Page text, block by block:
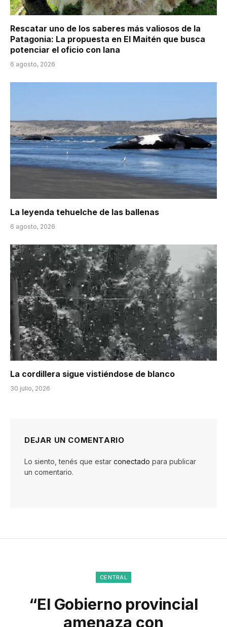
Rescatar uno de los saberes más valiosos de la
Patagonia: La propuesta en El Maitén que busca
potenciar el oficio con lana
6 agosto, 2026
La leyenda tehuelche de las ballenas
6 agosto, 2026
La cordillera sigue vistiéndose de blanco
30 julio, 2026
DEJAR UN COMENTARIO
Lo siento, tenés que estar conectado para publicar
un comentario.
CENTRAL
“El Gobierno provincial
amenaza con